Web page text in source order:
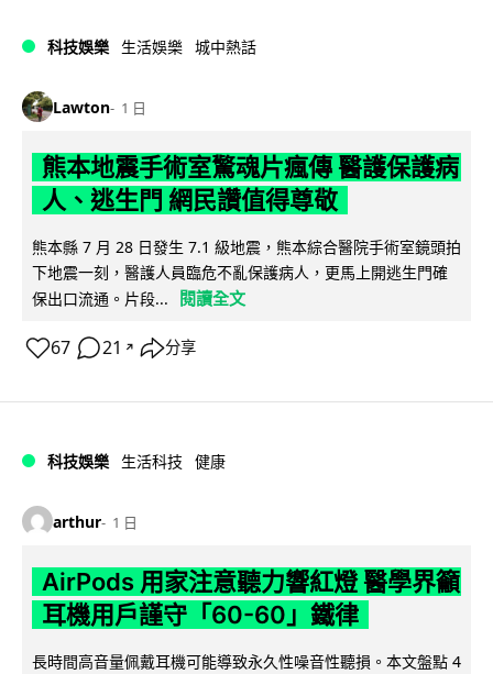
科技娛樂 生活娛樂 城中熱話
Lawton 1 日
熊本地震手術室驚魂片瘋傳 醫護保護病
人、逃生門 網民讚值得尊敬
熊本縣 7 月 28 日發生 7.1 級地震，熊本綜合醫院手術室鏡頭拍
下地震一刻，醫護人員臨危不亂保護病人，更馬上開逃生門確
保出口流通。片段...
閱讀全文
67 21 ↗ 分享
科技娛樂 生活科技 健康
arthur 1 日
AirPods 用家注意聽力響紅燈 醫學界籲
耳機用戶謹守「60-60」鐵律
長時間高音量佩戴耳機可能導致永久性噪音性聽損。本文盤點 4